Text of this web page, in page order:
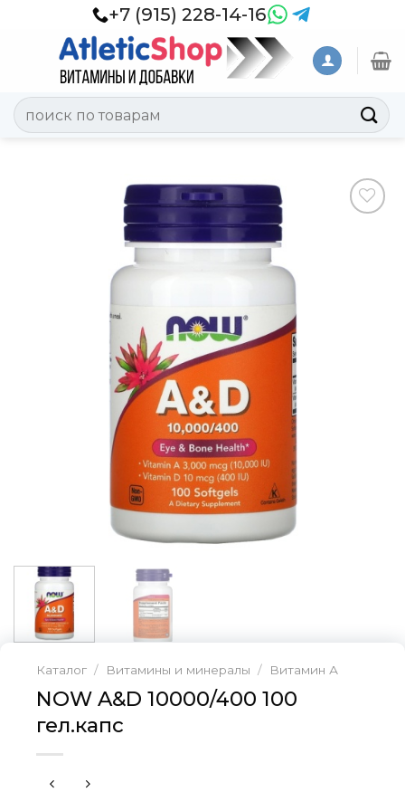
+7 (915) 228-14-16
Искать:
Каталог / Витамины и минералы / Витамин А
NOW A&D 10000/400 100
гел.капс